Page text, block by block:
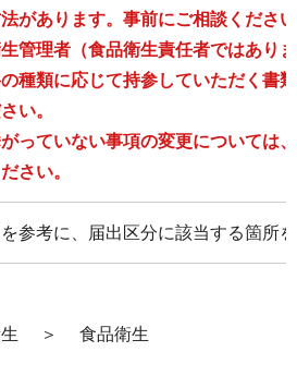
があります。事前にご相談くださ
生管理者（食品衛生責任者ではあり
種類に応じて持参していただく書
い。
がっていない事項の変更については
さい。
を参考に、届出区分に該当する箇所
＞ 食品衛生